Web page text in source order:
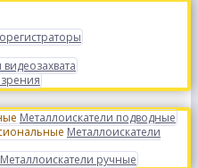
видеозахвата
Металлоискатели подводные
Металлоискатели
Металлоискатели ручные